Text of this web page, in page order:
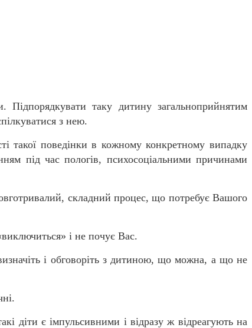
Підпорядкувати таку дитину загальноприйнятим
з нею.
поведінки в кожному конкретному випадку
під час пологів, психосоціальними причинами
складний процес, що потребує Вашого
і не почує Вас.
і обговоріть з дитиною, що можна, а що не
є імпульсивними і відразу ж відреагують на